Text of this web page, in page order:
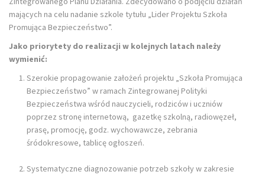
mających na celu nadanie szkole tytułu „Lider Projektu Szkoła
Promująca Bezpieczeństwo”.
Jako priorytety do realizacji w kolejnych latach należy
wymienić:
Szerokie propagowanie założeń projektu „Szkoła Promująca
Bezpieczeństwo” w ramach Zintegrowanej Polityki
Bezpieczeństwa wśród nauczycieli, rodziców i uczniów
poprzez stronę internetową, gazetkę szkolną, radiowęzeł,
prasę, promocję, godz. wychowawcze, zebrania
śródokresowe, tablicę ogłoszeń.
Systematyczne diagnozowanie potrzeb szkoły w zakresie